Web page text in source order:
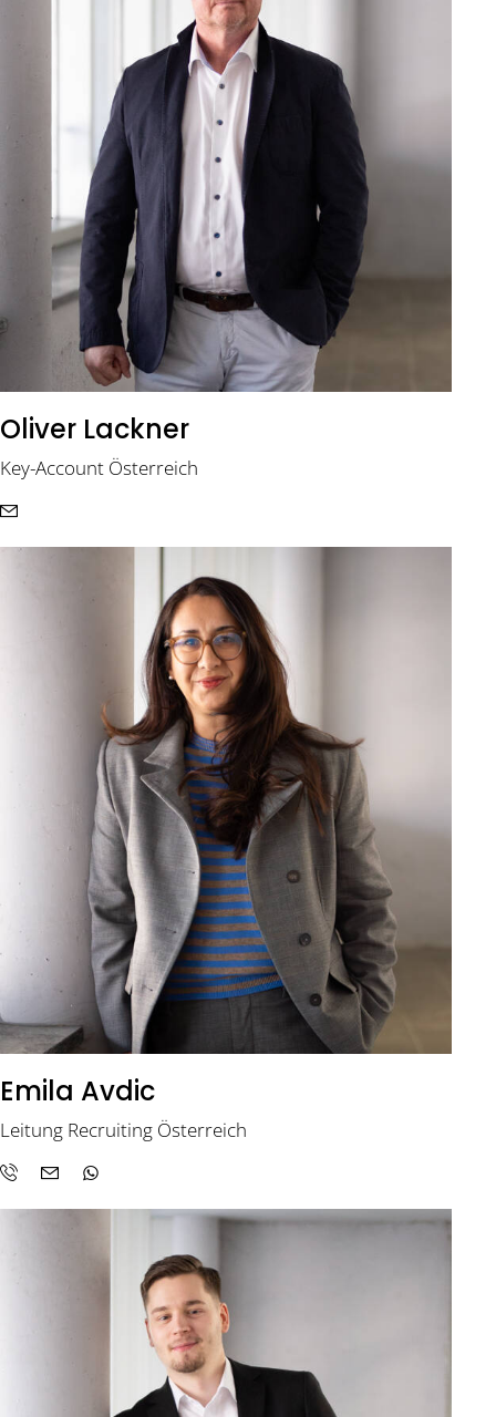
Oliver Lackner
Key-Account Österreich
Emila Avdic
Leitung Recruiting Österreich